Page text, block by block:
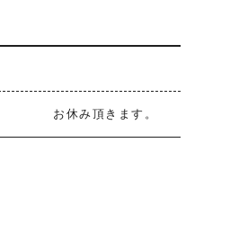
お休み頂きます。